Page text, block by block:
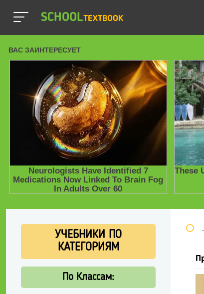
SCHOOLTEXTBOOK
УЧЕБНИКИ ПО
КАТЕГОРИЯМ
По Классам: